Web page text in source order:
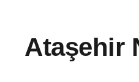
Ataşehir